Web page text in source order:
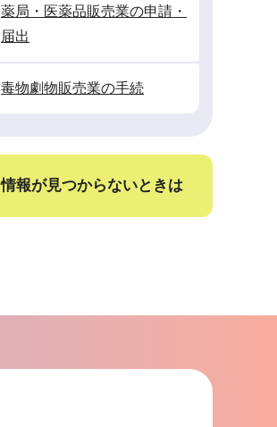
薬局・医薬品販売業の申請・
届出
毒物劇物販売業の手続
情報が見つからないときは